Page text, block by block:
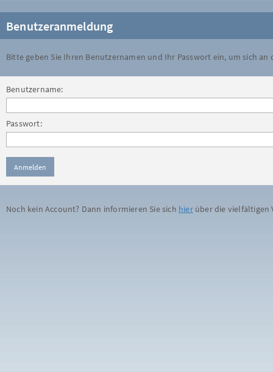
Benutzeranmeldung
Bitte geben Sie Ihren Benutzernamen und Ihr Passwort ein, um sich an
Benutzername:
Passwort:
Noch kein Account? Dann informieren Sie sich hierüber die vielfältigen